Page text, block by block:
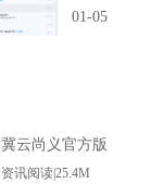
01-05
冀云尚义官方版
资讯阅读|25.4M